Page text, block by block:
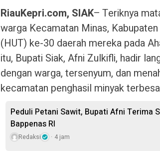
RiauKepri.com, SIAK– Teriknya
warga Kecamatan Minas,
(HUT) ke-30 daerah mereka pada
itu, Bupati Siak, Afni Zulkifli, hadir
dengan warga, tersenyum, dan
kecamatan penghasil minyak
Peduli Petani Sawit, Bupati Afni Terima
Bappenas RI
Redaksi 4 jam